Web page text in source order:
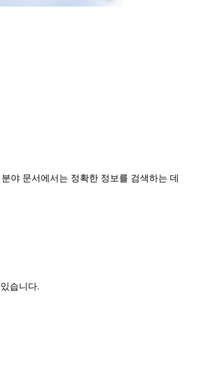
야 문서에서는 정확한 정보를 검색하는 데
습니다.